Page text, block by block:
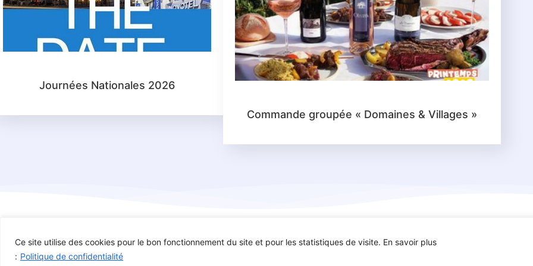
Ce site utilise des cookies pour le bon fonctionnement du site et pour les statistiques de visite. En savoir plus
: Politique de confidentialité
Journées Nationales 2026
Commande groupée « Domaines & Villages »
Copyright : AFDE – Association Française des Dysplasies Ectodermiques – Tous droits